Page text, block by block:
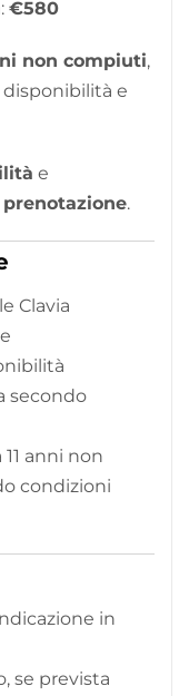
€580
non compiuti,
disponibilità e
e
.
Clavia
secondo
anni non
condizioni
in
se prevista